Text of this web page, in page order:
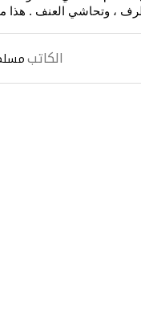
، وتحاشي العنف .
الكاتب